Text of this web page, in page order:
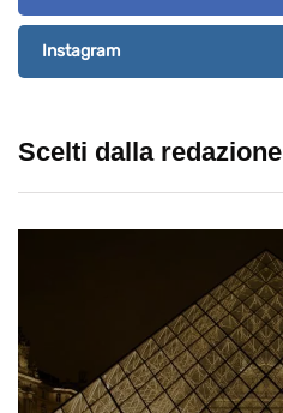
Instagram
Scelti dalla redazione